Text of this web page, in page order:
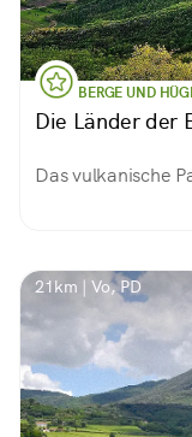
BERGE UND
Die Länder der
Das vulkanische
21km | Vo, PD